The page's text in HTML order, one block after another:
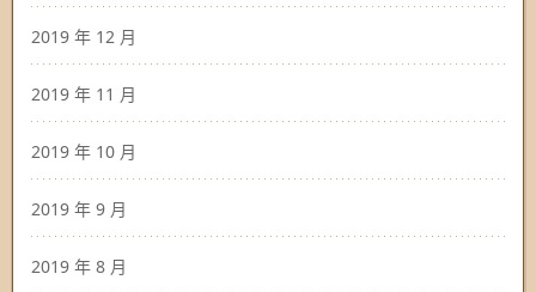
2019 年 12 月
2019 年 11 月
2019 年 10 月
2019 年 9 月
2019 年 8 月